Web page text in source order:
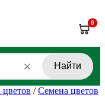
0
Найти
/Семена цветов